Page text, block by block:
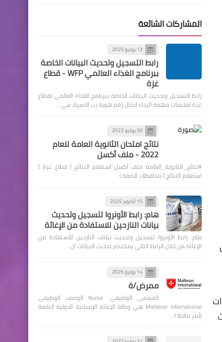
المشاركات الشائعة
13 يوليو 2025
رابط التسجيل وتحديث البيانات الخاصة
ببرنامج الغذاء العالمي WFP - قطاع
غزة
رابط التسجيل وتحديث البيانات الخاصة ببرنامج الغذاء العالمي لقطاع
غزة تعليمات مهمة الرجاء ادخال رقم هوية رب الاسرة، في…
30 يوليو 2022
نتائج امتحان الثانوية العامة للعام
2022 - ملف أكسل
#نتائج_الثانوية_العامة ملف اكسل استعلام النتائج ( قطاع غزة )
استعلام النتائج ( محافظات الضفة )
15 أكتوبر 2025
هام: رابط الأونروا لتسجيل وتحديث
بيانات النازحين للاستفادة من الإغاثة
هام: رابط الأونروا لتسجيل وتحديث بيانات النازحين للاستفادة من
الإغاثة من خلال الرابط التالي يمكنكم تحديث البيانات ال…
14 يوليو 2025
ممرض/ة
المسمى الوظيفي: Nurse الوصف الوظيفي
Malteser International هي وكالة الإغاثة الإنسانية الدولية التابعة
لأمر مالطا ا…